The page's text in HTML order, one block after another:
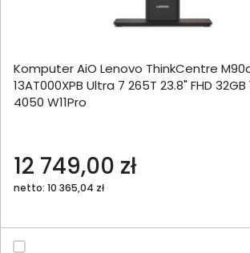
Komputer AiO Lenovo ThinkCentre
13AT000XPB Ultra 7 265T 23.8" FHD 32GB
4050 W11Pro
12 749,00 zł
netto: 10 365,04 zł